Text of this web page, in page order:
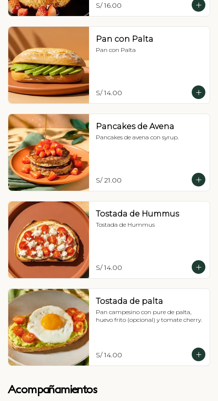
S/ 16.00
Pan con Palta
Pan con Palta
S/ 14.00
Pancakes de Avena
Pancakes de avena con syrup.
S/ 21.00
Tostada de Hummus
Tostada de Hummus
S/ 14.00
Tostada de palta
Pan campesino con pure de palta,
huevo frito (opcional) y tomate cherry.
S/ 14.00
Acompañamientos